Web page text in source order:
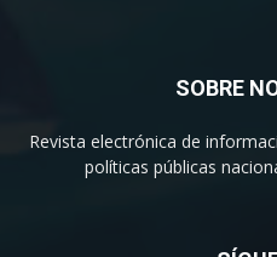
SOBRE
Revista electrónica de
políticas públicas